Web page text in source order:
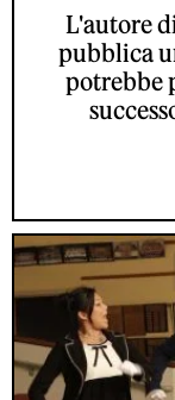
L'autore
pubblica
potrebbe